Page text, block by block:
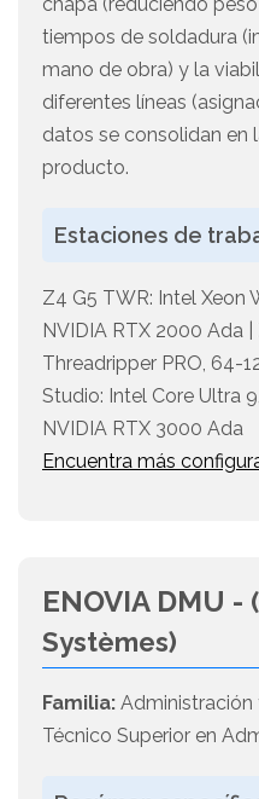
tiempos de soldadura
mano de obra) y la
diferentes líneas
datos se consolidan en
producto.
Estaciones de
Z4 G5 TWR: Intel Xeon
NVIDIA RTX 2000 Ada
Threadripper PRO, 64-
Studio: Intel Core Ultra
NVIDIA RTX 3000 Ada
Encuentra más
ENOVIA DMU -
Systèmes)
Familia: Administración
Técnico Superior en